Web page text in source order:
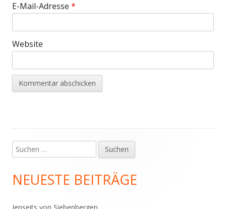
E-Mail-Adresse *
Website
Haupt-
Seitenleiste
Suchen
nach:
NEUESTE BEITRÄGE